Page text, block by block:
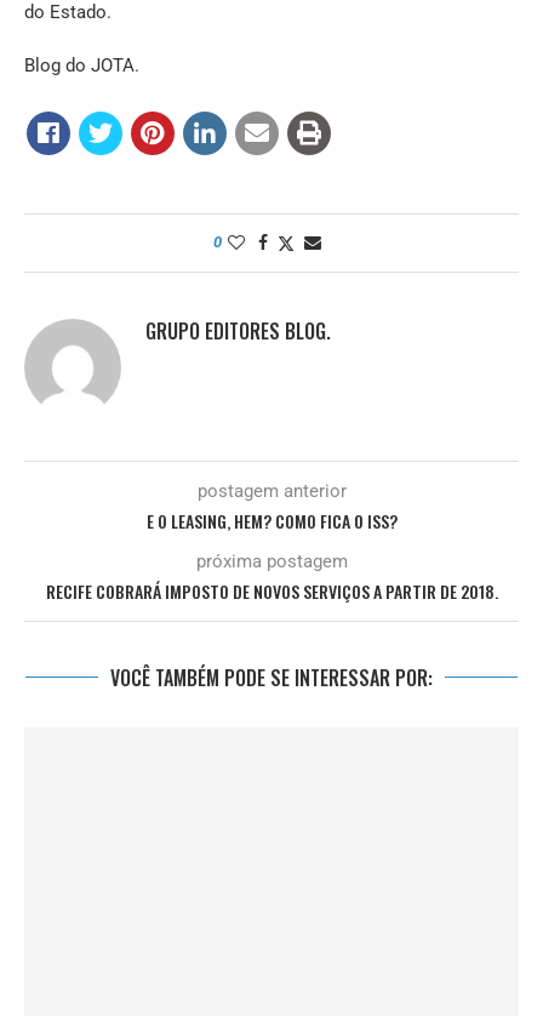
do Estado.
Blog do JOTA.
0
GRUPO EDITORES BLOG.
postagem anterior
E O LEASING, HEM? COMO FICA O ISS?
próxima postagem
RECIFE COBRARÁ IMPOSTO DE NOVOS SERVIÇOS A PARTIR DE 2018.
VOCÊ TAMBÉM PODE SE INTERESSAR POR: